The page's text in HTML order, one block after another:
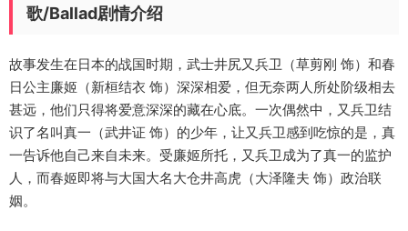
歌/Ballad剧情介绍
故事发生在日本的战国时期，武士井尻又兵卫（草剪刚 饰）和春
日公主廉姬（新桓结衣 饰）深深相爱，但无奈两人所处阶级相去
甚远，他们只得将爱意深深的藏在心底。一次偶然中，又兵卫结
识了名叫真一（武井证 饰）的少年，让又兵卫感到吃惊的是，真
一告诉他自己来自未来。受廉姬所托，又兵卫成为了真一的监护
人，而春姬即将与大国大名大仓井高虎（大泽隆夫 饰）政治联
姻。